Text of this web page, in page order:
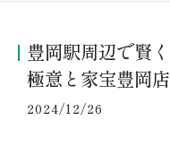
豊岡駅周辺で賢
極意と家宝豊岡
2024/12/26